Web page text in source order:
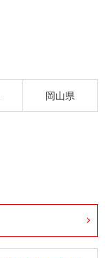
岡山県